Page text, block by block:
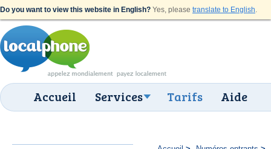
Do you want to view this website in English? Yes, please translate to English.
Accueil Services Tarifs Aide